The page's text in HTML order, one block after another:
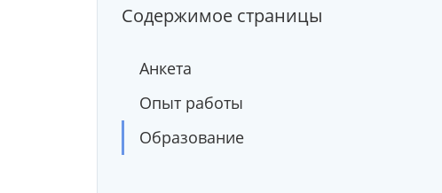
Содержимое страницы
Анкета
Опыт работы
Образование